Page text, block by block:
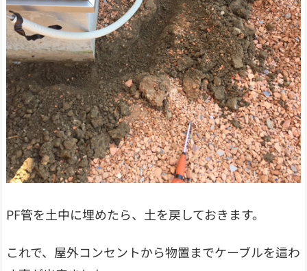
PF管を土中に埋めたら、土を戻しておきます。
これで、屋外コンセントから物置までケーブルを這わ